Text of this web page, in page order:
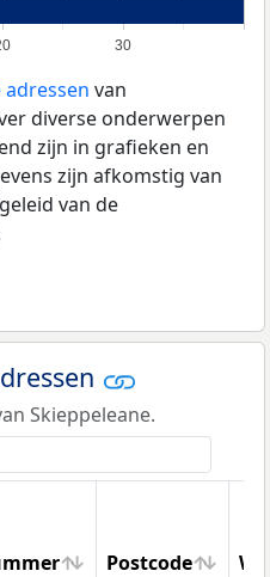
30
adressen van
diverse onderwerpen
zijn in grafieken en
zijn afkomstig van
van de
Skieppeleane.
Postcode